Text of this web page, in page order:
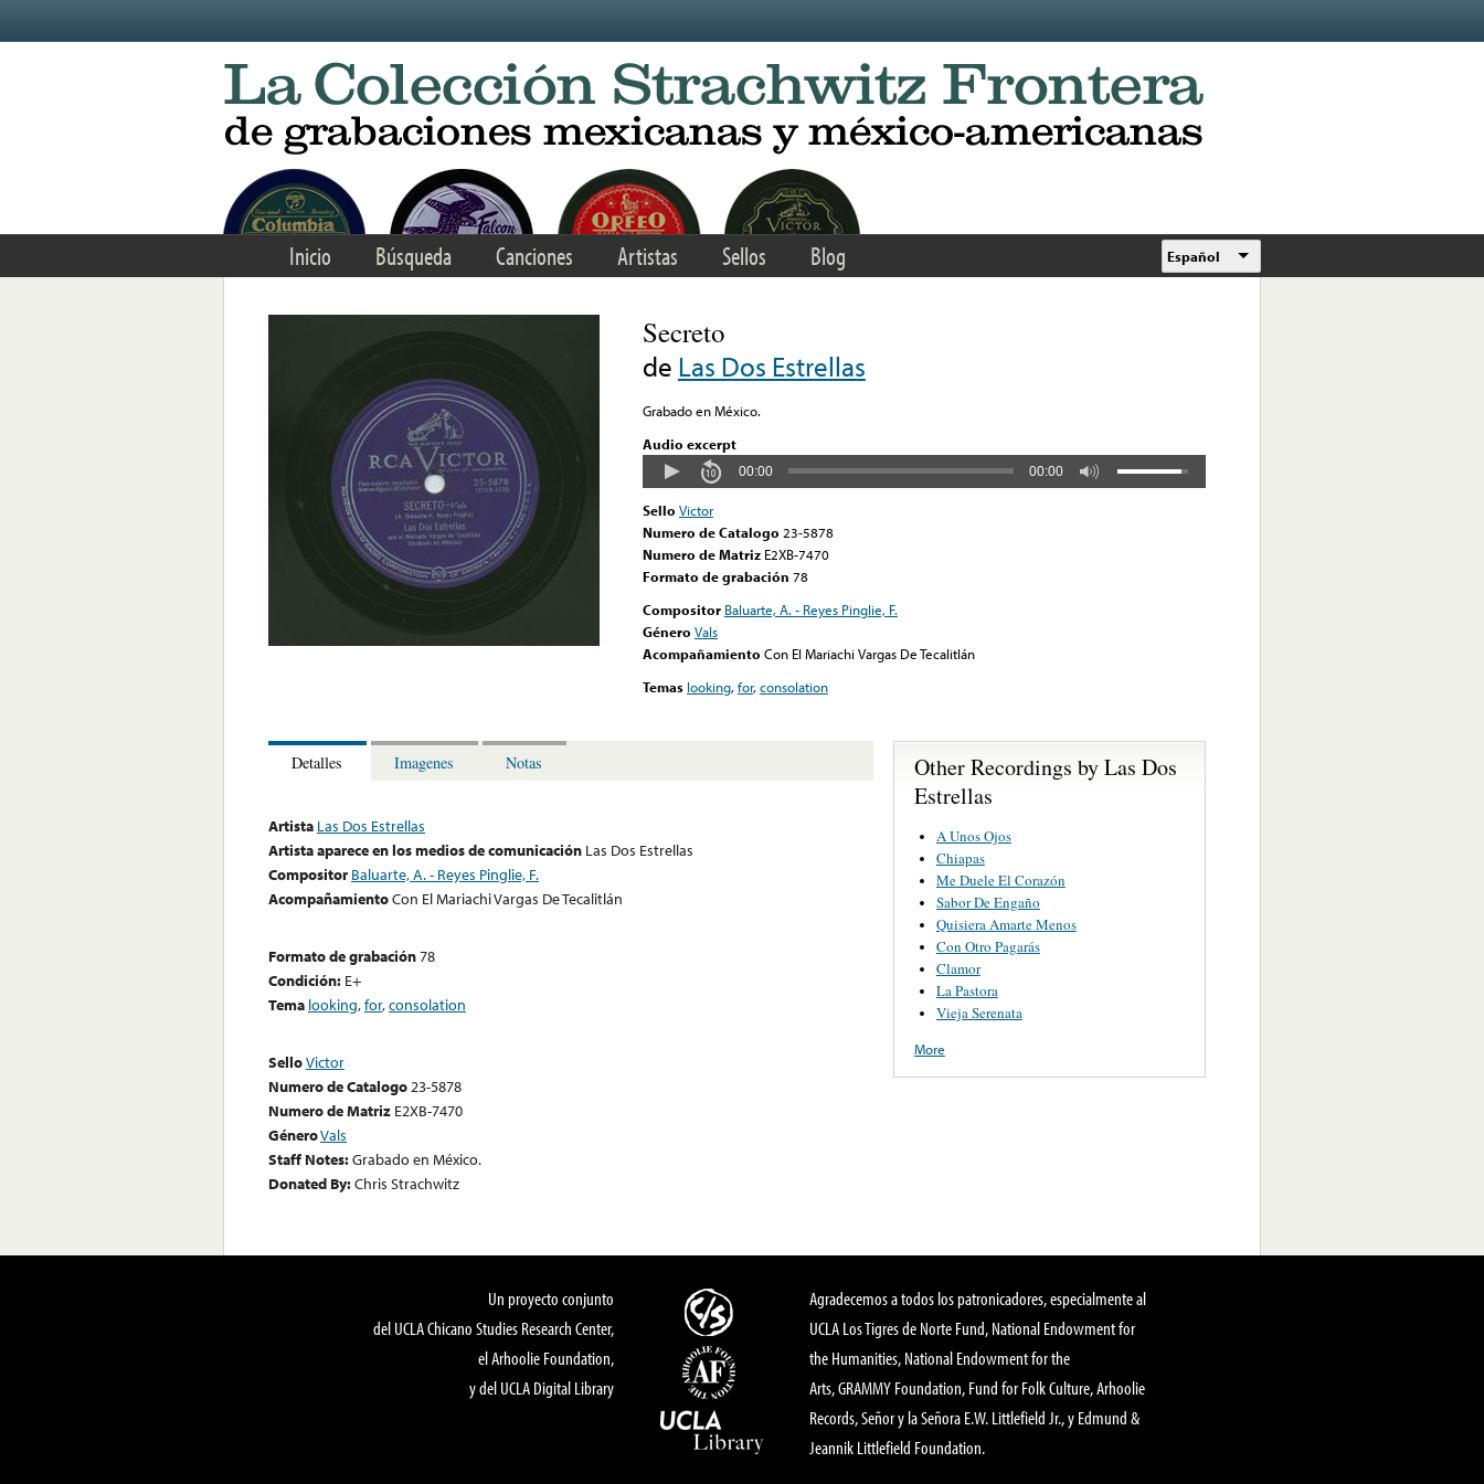
Inicio Búsqueda Canciones Artistas Sellos Blog Español
Secreto
de Las Dos Estrellas
Grabado en México.
Audio excerpt
00:00 00:00
Sello Victor
Numero de Catalogo 23-5878
Numero de Matriz E2XB-7470
Formato de grabación 78
Compositor Baluarte, A. - Reyes Pinglie, F.
Género Vals
Acompañamiento Con El Mariachi Vargas De Tecalitlán
Temas looking,for,consolation
Detalles Imagenes Notas
Artista Las Dos Estrellas
Artista aparece en los medios de comunicación Las Dos Estrellas
Compositor Baluarte, A. - Reyes Pinglie, F.
AcompañamientoCon El Mariachi Vargas De Tecalitlán
Formato de grabación78
Condición: E+
Tema looking,for,consolation
SelloVictor
Numero de Catalogo23-5878
Numero de Matriz E2XB-7470
GéneroVals
Staff Notes:Grabado en México.
Donated By:Chris Strachwitz
Other Recordings by Las Dos
Estrellas
A Unos Ojos
Chiapas
Me Duele El Corazón
Sabor De Engaño
Quisiera Amarte Menos
Con Otro Pagarás
Clamor
La Pastora
Vieja Serenata
More
Un proyecto conjunto
del UCLA Chicano Studies Research Center,
el Arhoolie Foundation,
y del UCLA Digital Library
Agradecemos a todos los patronicadores, especialmente al
UCLA Los Tigres de Norte Fund, National Endowment for
the Humanities, National Endowment for the
Arts, GRAMMY Foundation, Fund for Folk Culture, Arhoolie
Records, Señor y la Señora E.W. Littlefield Jr., y Edmund &
Jeannik Littlefield Foundation.